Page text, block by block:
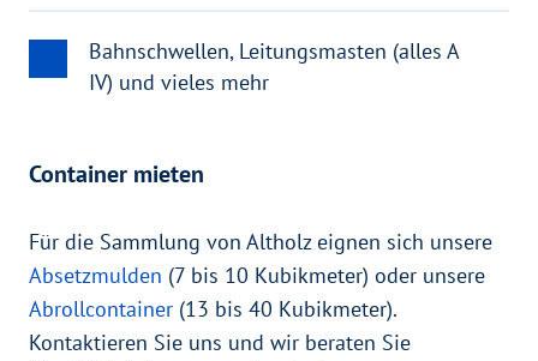
Bahnschwellen, Leitungsmasten (alles A
IV) und vieles mehr
Container mieten
Für die Sammlung von Altholz eignen sich unsere
Absetzmulden (7 bis 10 Kubikmeter) oder unsere
Abrollcontainer (13 bis 40 Kubikmeter).
Kontaktieren Sie uns und wir beraten Sie